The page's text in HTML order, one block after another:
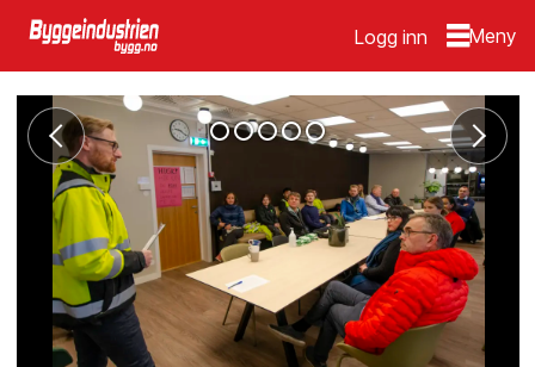
Logg inn